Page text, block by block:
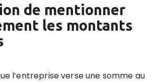
de mentionner
les montants
l’entreprise verse une somme au